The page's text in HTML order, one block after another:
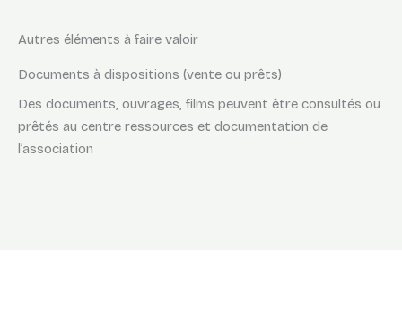
Autres éléments à faire valoir
Documents à dispositions (vente ou prêts)
Des documents, ouvrages, films peuvent être consultés ou
prêtés au centre ressources et documentation de
l’association